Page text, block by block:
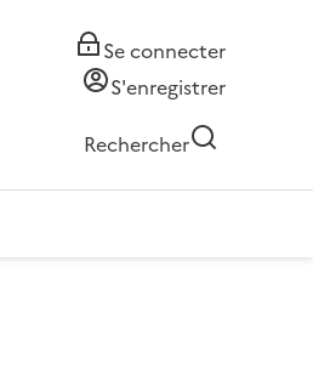
Se connecter
S'enregistrer
Rechercher